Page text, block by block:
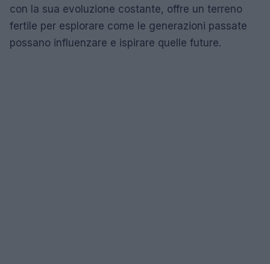
con la sua evoluzione costante, offre un terreno
fertile per esplorare come le generazioni passate
possano influenzare e ispirare quelle future.